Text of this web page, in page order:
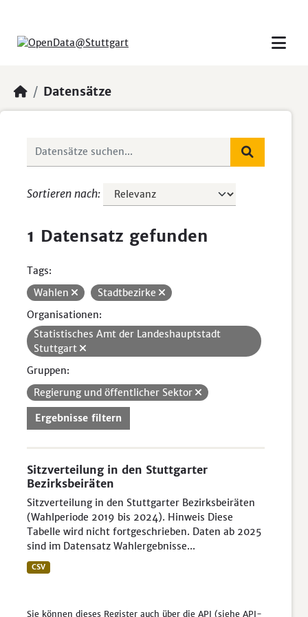
Datensätze
Sortieren nach
1 Datensatz gefunden
Tags:
Wahlen
Stadtbezirke
Organisationen:
Statistisches Amt der Landeshauptstadt
Stuttgart
Gruppen:
Regierung und öffentlicher Sektor
Ergebnisse filtern
Sitzverteilung in den Stuttgarter
Bezirksbeiräten
Sitzverteilung in den Stuttgarter Bezirksbeiräten
(Wahlperiode 2019 bis 2024). Hinweis Diese
Tabelle wird nicht fortgeschrieben. Daten ab 2025
sind im Datensatz Wahlergebnisse...
CSV
Sie können dieses Register auch über die API (siehe API-